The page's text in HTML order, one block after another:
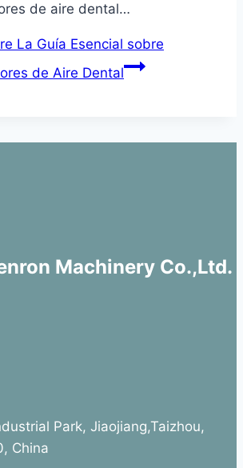
de aire dental…
La Guía Esencial sobre
de Aire Dental
Machinery Co.,Ltd.
Park, Jiaojiang,Taizhou,
China